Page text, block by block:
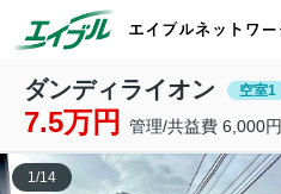
ダンディライオン 空室1
7.5万円 管理/共益費 6,000円
1/14